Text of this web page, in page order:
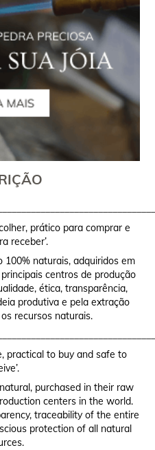
prático para comprar e
receber’.
100% naturais, adquiridos em
centros de produção
ética, transparência,
produtiva e pela extração
recursos naturais.
practical to buy and safe to
purchased in their raw
centers in the world.
traceability of the entire
protection of all natural